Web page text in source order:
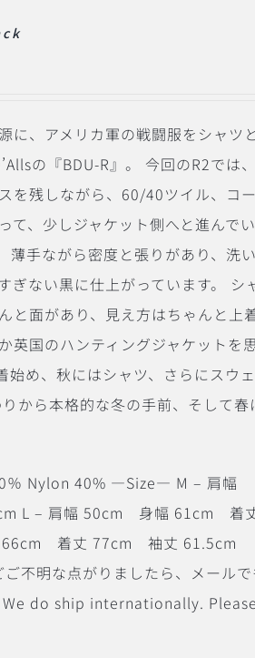
に、アメリカ軍の戦闘服をシャツ
の『BDU-R』。 今回のR2では
を残しながら、60/40ツイル、コ
て、少しジャケット側へと進んで
薄手ながら密度と張りがあり、洗
ない黒に仕上がっています。
シ
面があり、見え方はちゃんと上着
英国のハンティングジャケットを
始め、秋にはシャツ、さらにスウ
から本格的な冬の手前、そして春
Nylon 40% ―Size― M – 肩幅
L – 肩幅 50cm 身幅 61cm 着
着丈 77cm 袖丈 61.5cm
不明な点がりましたら、メールで
We do ship internationally. Please